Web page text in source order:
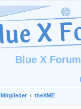
Blue X Forum
Mitglieder theXME